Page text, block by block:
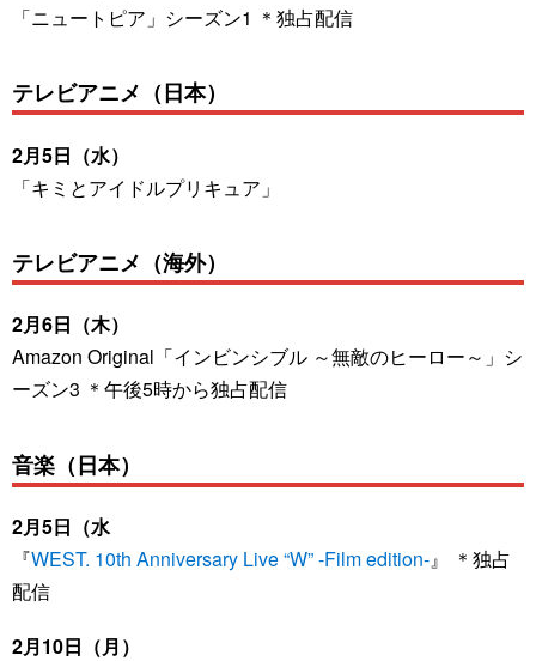
「ニュートピア」シーズン1 ＊独占配信
テレビアニメ（日本）
2月5日（水）
「キミとアイドルプリキュア」
テレビアニメ（海外）
2月6日（木）
Amazon Original「インビンシブル ～無敵のヒーロー～」シ
ーズン3 ＊午後5時から独占配信
音楽（日本）
2月5日（水
『WEST. 10th Anniversary Live “W” -Film edition-』 ＊独占
配信
2月10日（月）